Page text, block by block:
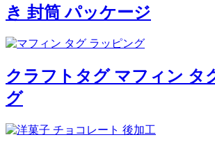
き 封筒 パッケージ
クラフトタグ マフィン タ
グ